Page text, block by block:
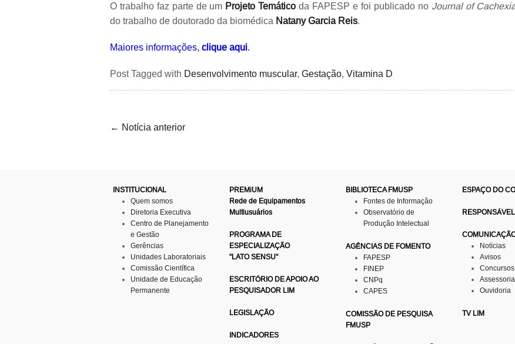
O trabalho faz parte de um Projeto Temático da FAPESP e foi publicado no Journal of
do trabalho de doutorado da biomédica Natany Garcia Reis.
Maiores informações, clique aqui.
Post Tagged with Desenvolvimento muscular, Gestação, Vitamina D
← Notícia anterior
INSTITUCIONAL
Quem somos
Diretoria Executiva
Centro de Planejamento
e Gestão
Gerências
Unidades Laboratoriais
Comissão Científica
Unidade de Educação
Permanente
PREMiUM
Rede de Equipamentos
Multiusuários
PROGRAMA DE
ESPECIALIZAÇÃO
"LATO SENSU"
ESCRITÓRIO DE APOIO AO
PESQUISADOR LIM
LEGISLAÇÃO
INDICADORES
BIBLIOTECA FMUSP
Fontes de Informação
Observatório de
Produção Intelectual
AGÊNCIAS DE FOMENTO
FAPESP
FINEP
CNPq
CAPES
COMISSÃO DE PESQUISA
FMUSP
ESPAÇO DO
Notícias
Avisos
Concursos
Ouvidoria
TV LIM